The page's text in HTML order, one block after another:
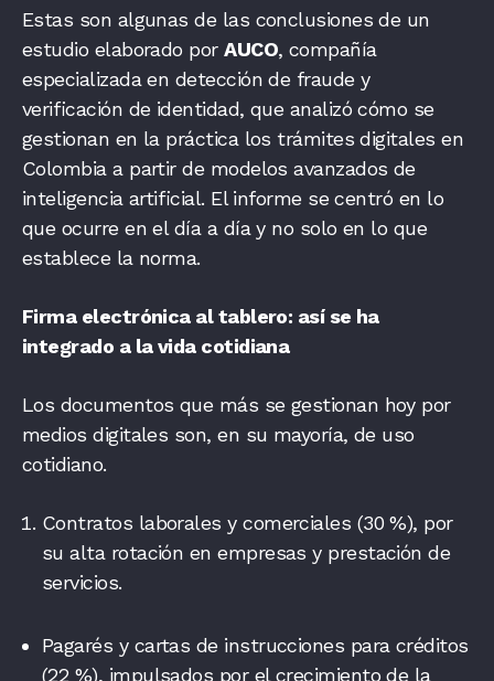
Estas son algunas de las conclusiones de un
estudio elaborado porAUCO, compañía
especializada en detección de fraude y
verificación de identidad, que analizó cómo se
gestionan en la práctica los trámites digitales en
Colombia a partir de modelos avanzados de
inteligencia artificial. El informe se centró en lo
que ocurre en el día a día y no solo en lo que
establece la norma.
Firma electrónica al tablero: así se ha
integrado a la vida cotidiana
Los documentos que más se gestionan hoy por
medios digitales son, en su mayoría, de uso
cotidiano.
Contratos laborales y comerciales (30 %), por
su alta rotación en empresas y prestación de
servicios.
Pagarés y cartas de instrucciones para créditos
(22 %), impulsados por el crecimiento de la